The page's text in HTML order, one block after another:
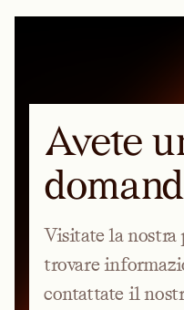
Avete
Visitate la
trovare
contattate il